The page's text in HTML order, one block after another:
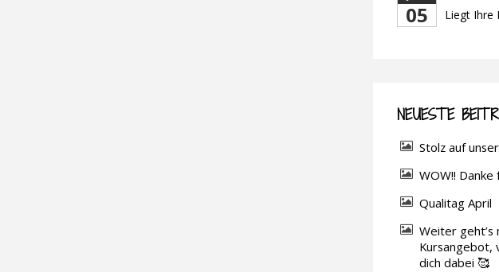
05
NEUESTE
Stolz auf
WOW!! Danke
Qualitag April
Weiter geht’s
Kursangebot,
dich dabei 🥰